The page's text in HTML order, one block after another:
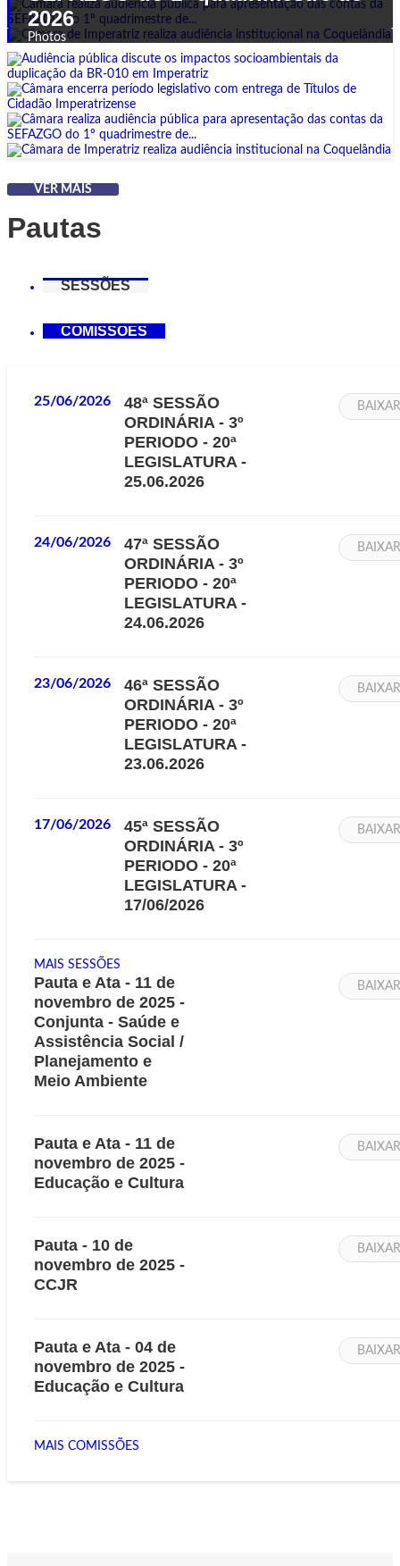
2026
Coquelândia
Photos
VER MAIS
Pautas
SESSÕES
COMISSÕES
25/06/2026
48ª SESSÃO
ORDINÁRIA - 3º
PERIODO - 20ª
LEGISLATURA -
25.06.2026
BAIXAR
24/06/2026
47ª SESSÃO
ORDINÁRIA - 3º
PERIODO - 20ª
LEGISLATURA -
24.06.2026
BAIXAR
23/06/2026
46ª SESSÃO
ORDINÁRIA - 3º
PERIODO - 20ª
LEGISLATURA -
23.06.2026
BAIXAR
17/06/2026
45ª SESSÃO
ORDINÁRIA - 3º
PERIODO - 20ª
LEGISLATURA -
17/06/2026
BAIXAR
MAIS SESSÕES
Pauta e Ata - 11 de
novembro de 2025 -
Conjunta - Saúde e
Assistência Social /
Planejamento e
Meio Ambiente
BAIXAR
Pauta e Ata - 11 de
novembro de 2025 -
Educação e Cultura
BAIXAR
Pauta - 10 de
novembro de 2025 -
CCJR
BAIXAR
Pauta e Ata - 04 de
novembro de 2025 -
Educação e Cultura
BAIXAR
MAIS COMISSÕES